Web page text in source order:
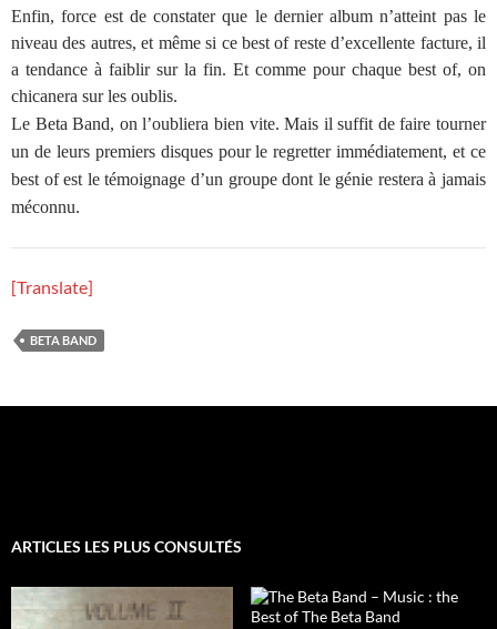
Enfin, force est de constater que le dernier album n’atteint pas le
niveau des autres, et même si ce best of reste d’excellente facture, il
a tendance à faiblir sur la fin. Et comme pour chaque best of, on
chicanera sur les oublis.
Le Beta Band, on l’oubliera bien vite. Mais il suffit de faire tourner
un de leurs premiers disques pour le regretter immédiatement, et ce
best of est le témoignage d’un groupe dont le génie restera à jamais
méconnu.
[Translate]
BETA BAND
ARTICLES LES PLUS CONSULTÉS